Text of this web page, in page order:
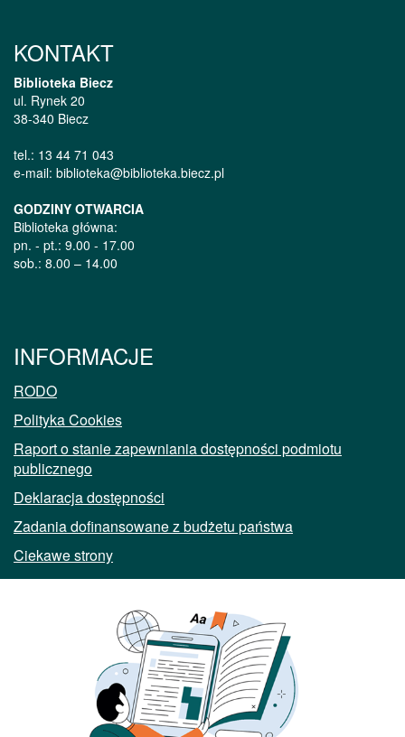
KONTAKT
Biblioteka Biecz
ul. Rynek 20
38-340 Biecz
tel.: 13 44 71 043
e-mail: biblioteka@biblioteka.biecz.pl
GODZINY OTWARCIA
Biblioteka główna:
pn. - pt.: 9.00 - 17.00
sob.: 8.00 – 14.00
INFORMACJE
RODO
Polityka Cookies
Raport o stanie zapewniania dostępności podmiotu
publicznego
Deklaracja dostępności
Zadania dofinansowane z budżetu państwa
Ciekawe strony